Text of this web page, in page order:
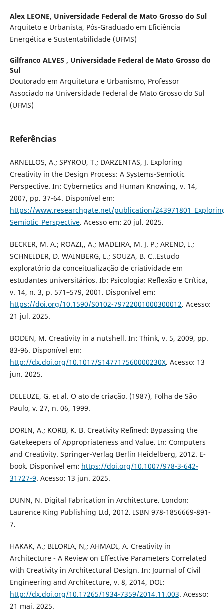
Alex LEONE, Universidade Federal de Mato Grosso do Sul
Arquiteto e Urbanista, Pós-Graduado em Eficiência
Energética e Sustentabilidade (UFMS)
Gilfranco ALVES , Universidade Federal de Mato Grosso do
Sul
Doutorado em Arquitetura e Urbanismo, Professor
Associado na Universidade Federal de Mato Grosso do Sul
(UFMS)
Referências
ARNELLOS, A.; SPYROU, T.; DARZENTAS, J. Exploring
Creativity in the Design Process: A Systems-Semiotic
Perspective. In: Cybernetics and Human Knowing, v. 14,
2007, pp. 37-64. Disponível em:
https://www.researchgate.net/publication/
Semiotic_Perspective. Acesso em: 20 jul. 2025.
BECKER, M. A.; ROAZI,, A.; MADEIRA, M. J. P.; AREND, I.;
SCHNEIDER, D. WAINBERG, L.; SOUZA, B. C..Estudo
exploratório da conceitualização de criatividade em
estudantes universitários. Ib: Psicologia: Reflexão e Crítica,
v. 14, n. 3, p. 571–579, 2001. Disponível em:
https://doi.org/10.1590/S0102-79722001000300012. Acesso:
21 jul. 2025.
BODEN, M. Creativity in a nutshell. In: Think, v. 5, 2009, pp.
83-96. Disponível em:
http://dx.doi.org/10.1017/S147717560000230X. Acesso: 13
jun. 2025.
DELEUZE, G. et al. O ato de criação. (1987), Folha de São
Paulo, v. 27, n. 06, 1999.
DORIN, A.; KORB, K. B. Creativity Reﬁned: Bypassing the
Gatekeepers of Appropriateness and Value. In: Computers
and Creativity. Springer-Verlag Berlin Heidelberg, 2012. E-
book. Disponível em: https://doi.org/10.1007/978-3-642-
31727-9. Acesso: 13 jun. 2025.
DUNN, N. Digital Fabrication in Architecture. London:
Laurence King Publishing Ltd, 2012. ISBN 978-1856669-891-
7.
HAKAK, A.; BILORIA, N,; AHMADI, A. Creativity in
Architecture - A Review on Effective Parameters Correlated
with Creativity in Architectural Design. In: Journal of Civil
Engineering and Architecture, v. 8, 2014, DOI:
http://dx.doi.org/10.17265/1934-7359/2014.11.003. Acesso:
21 mai. 2025.